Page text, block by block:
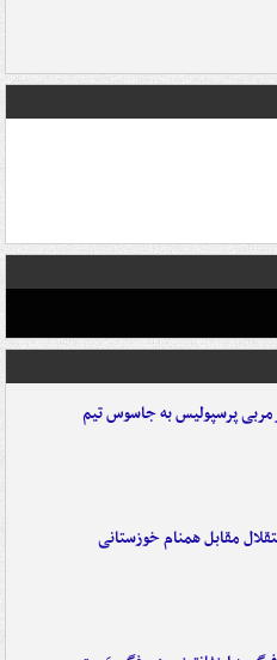
پرسپولیس به جاسوس تیم
مقابل همنام خوزستانی